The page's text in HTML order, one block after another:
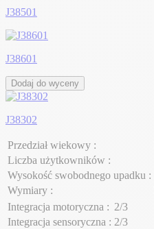
J38501
J38601
Dodaj do wyceny
J38302
Przedział wiekowy :
Liczba użytkowników :
Wysokość swobodnego upadku :
Wymiary :
Integracja motoryczna : 2/3
Integracja sensoryczna : 2/3